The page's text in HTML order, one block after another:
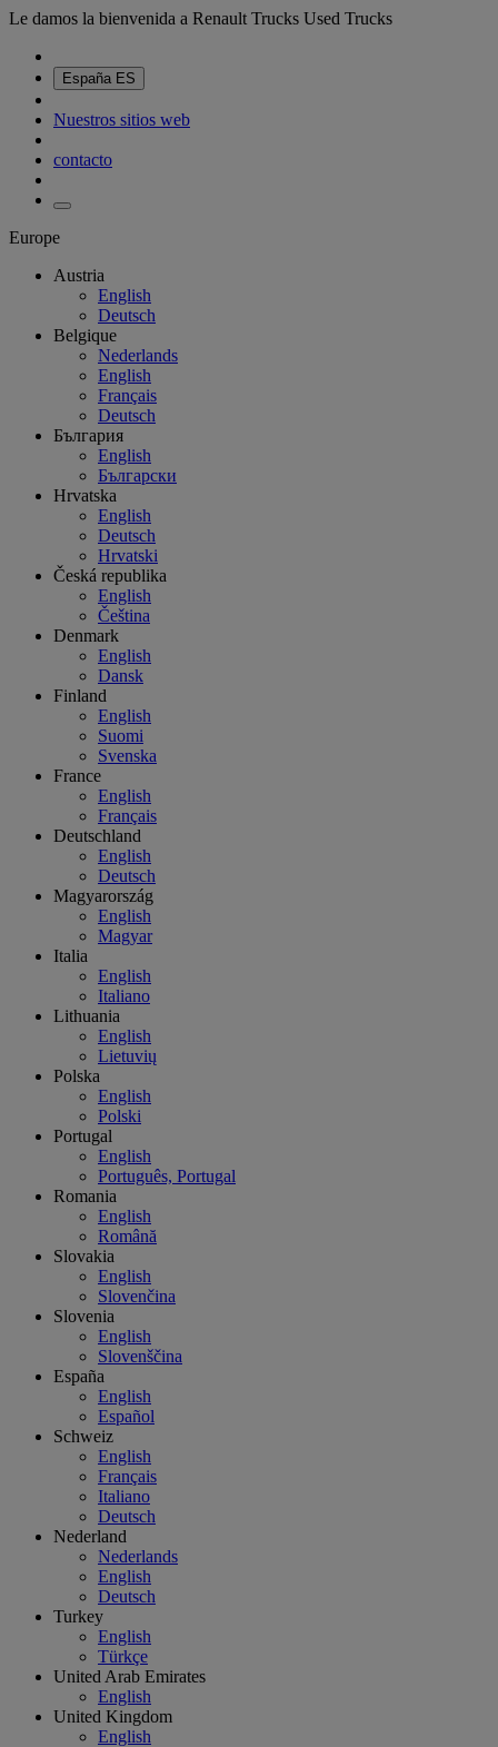
Le damos la bienvenida a Renault Trucks Used Trucks
España ES
Nuestros sitios web
contacto
Europe
Austria
English
Deutsch
Belgique
Nederlands
English
Français
Deutsch
България
English
Български
Hrvatska
English
Deutsch
Hrvatski
Česká republika
English
Čeština
Denmark
English
Dansk
Finland
English
Suomi
Svenska
France
English
Français
Deutschland
English
Deutsch
Magyarország
English
Magyar
Italia
English
Italiano
Lithuania
English
Lietuvių
Polska
English
Polski
Portugal
English
Português, Portugal
Romania
English
Română
Slovakia
English
Slovenčina
Slovenia
English
Slovenščina
España
English
Español
Schweiz
English
Français
Italiano
Deutsch
Nederland
Nederlands
English
Deutsch
Turkey
English
Türkçe
United Arab Emirates
English
United Kingdom
English